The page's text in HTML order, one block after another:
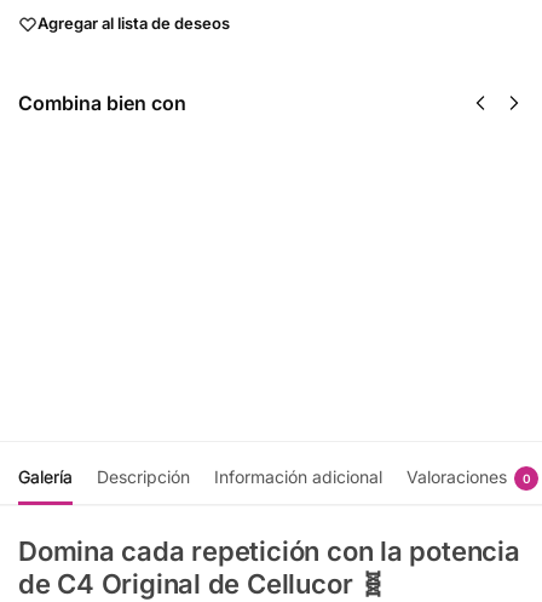
Agregar al lista de deseos
Combina bien con
Galería Descripción Información adicional Valoraciones 0
Domina cada repetición con la potencia
de C4 Original de Cellucor 🧬